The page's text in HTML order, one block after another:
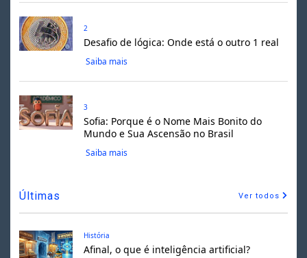
2
Desafio de lógica: Onde está o outro 1 real
Saiba mais
3
Sofia: Porque é o Nome Mais Bonito do
Mundo e Sua Ascensão no Brasil
Saiba mais
Últimas Ver todos
História
Afinal, o que é inteligência artificial?